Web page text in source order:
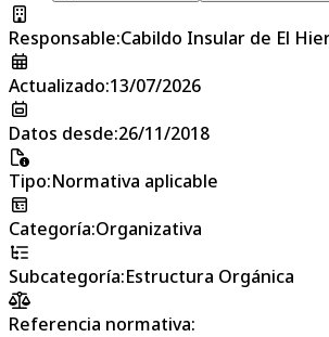
Responsable:Cabildo Insular de El
Actualizado:13/07/2026
Datos desde:26/11/2018
Tipo:Normativa aplicable
Categoría:Organizativa
Subcategoría:Estructura Orgánica
Referencia normativa: